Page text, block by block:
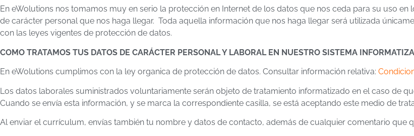
En eWolutions nos tomamos muy en serio la protección en Internet de los datos que nos ceda para su uso
de carácter personal que nos haga llegar. Toda aquella información que nos haga llegar será utilizada
con las leyes vigentes de protección de datos.
COMO TRATAMOS TUS DATOS DE CARÁCTER PERSONAL Y LABORAL EN NUESTRO SISTEMA
En eWolutions cumplimos con la ley organica de protección de datos. Consultar información relativa:
Los datos laborales suministrados voluntariamente serán objeto de tratamiento informatizado en el caso de
Cuando se envía esta información, y se marca la correspondiente casilla, se está aceptando este medio de
Al enviar el currículum, envías también tu nombre y datos de contacto, además de cualquier comentario que